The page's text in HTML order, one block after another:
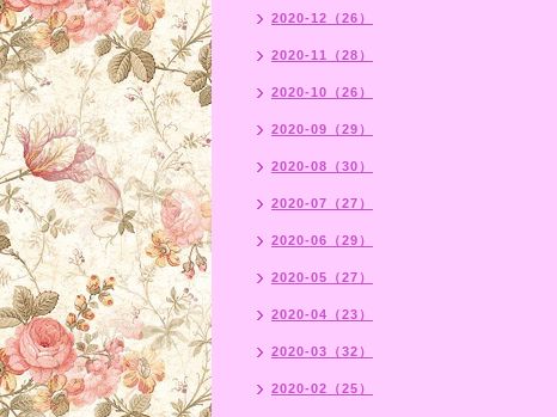
2020-12（26）
2020-11（28）
2020-10（26）
2020-09（29）
2020-08（30）
2020-07（27）
2020-06（29）
2020-05（27）
2020-04（23）
2020-03（32）
2020-02（25）